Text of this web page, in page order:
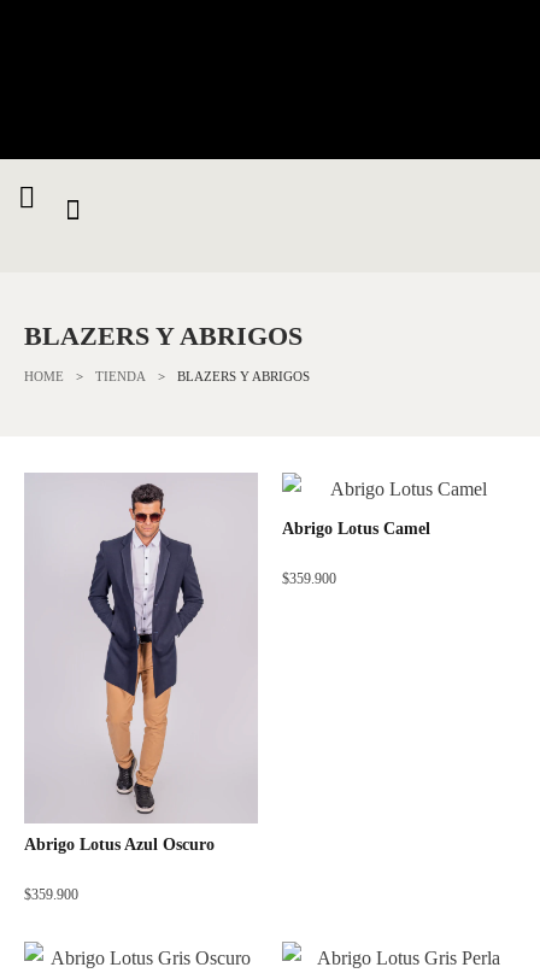
BLAZERS Y ABRIGOS
HOME > TIENDA > BLAZERS Y ABRIGOS
Abrigo Lotus Azul Oscuro
$359.900
Abrigo Lotus Camel
$359.900